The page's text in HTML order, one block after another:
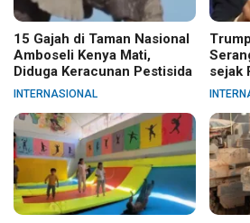
15 Gajah di Taman Nasional
Amboseli Kenya Mati,
Diduga Keracunan Pestisida
INTERNASIONAL
sejak